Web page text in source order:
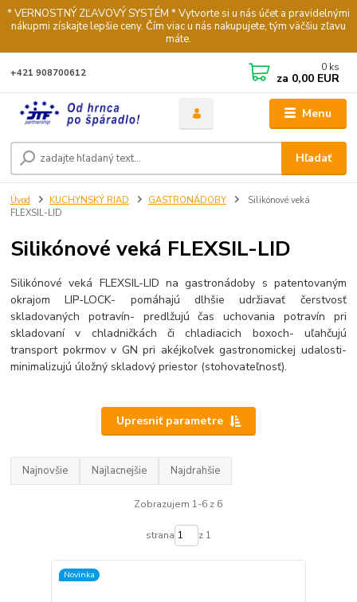
* VERNOSTNÝ ZĽAVOVÝ SYSTÉM * Vytvorte si u nás účet a pravidelnými
nákupmi získajte lepšie ceny. Čím viac u nás nakupujete, tým väčšiu zľavu
máte.
Menu
Hľadať
+421 908700612 0 ks
za 0,00 EUR
Úvod KUCHYNSKÝ RIAD GASTRONÁDOBY
Silikónové veká
FLEXSIL-LID
Silikónové veká FLEXSIL-LID
Silikónové veká FLEXSIL-LID na gastronádoby s patentovaným
okrajom LIP-LOCK- pomáhajú dlhšie udržiavať čerstvosť
skladovaných potravín- predlžujú čas uchovania potravín pri
skladovaní v chladničkách či chladiacich boxoch- uľahčujú
transport pokrmov v GN pri akéjkoľvek gastronomickej udalosti-
minimalizujú úložný skladový priestor (stohovateľnosť).
Upresniť parametre
Najnovšie Najlacnejšie Najdrahšie
Zobrazujem 1-6 z 6
strana z 1
Novinka